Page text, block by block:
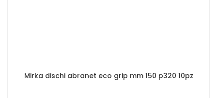
Mirka dischi abranet eco grip mm 150 p320 10pz